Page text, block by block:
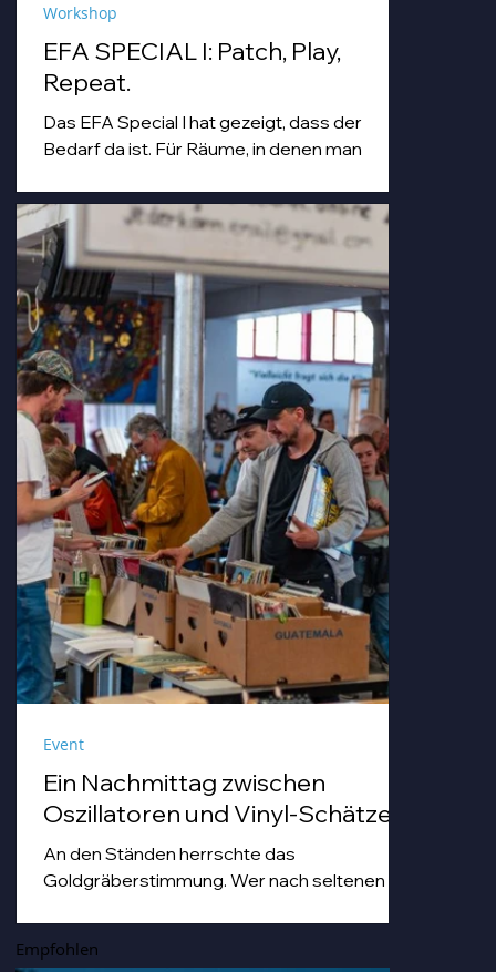
EFA SPECIAL I: Patch, Play,
Repeat.
Das EFA Special I hat gezeigt, dass der
Bedarf da ist. Für Räume, in denen man
Workshop, Begegnung und Musik unter
einem Dach zusammenbringen.
Workshop
Ein Nachmittag zwischen
Oszillatoren und Vinyl-Schätzen
An den Ständen herrschte das
Goldgräberstimmung. Wer nach seltenen
bei der Freilegung von Troja kennt. Von
Event
Empfohlen